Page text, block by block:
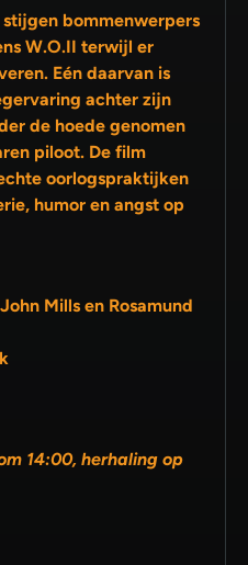
bommenwerpers
W.O.II terwijl er
achter zijn
piloot. De film
humor en angst op
Mills en Rosamund
14:00, herhaling op